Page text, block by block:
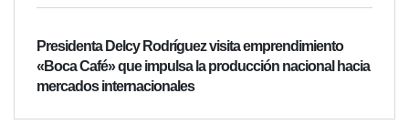
Presidenta Delcy Rodríguez visita emprendimiento
«Boca Café» que impulsa la producción nacional hacia
mercados internacionales